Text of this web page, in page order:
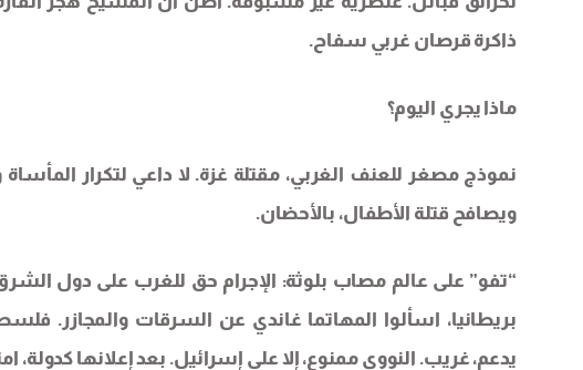
ذاكرة قرصان غربي سفاح.
ماذا يجري اليوم؟
نموذج مصغر للعنف الغربي، مقتلة غزة. لا داعي لتكرار
ويصافح قتلة الأطفال، بالأحضان.
“تفو” على عالم مصاب بلوثة: الإجرام حق للغرب على دول
بريطانيا، اسألوا المهاتما غاندي عن السرقات والمجازر.
يدعم، غريب. النووي ممنوع، إلا على إسرائيل. بعد إعلانها كدولة،